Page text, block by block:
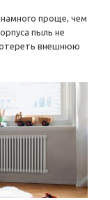
проще, чем
пыль не
внешнюю